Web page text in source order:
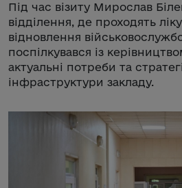
Під час візиту Мирослав
відділення, де проходять
відновлення
поспілкувався із
актуальні потреби та
інфраструктури закладу.